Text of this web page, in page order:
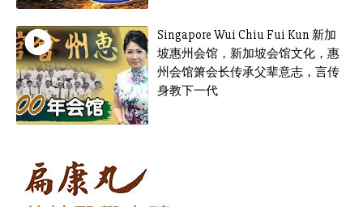
Singapore Wui Chiu Fui Kun 新加
坡惠州会馆，新加坡会馆文化，惠
州会馆箫会长传承父辈意志，言传
身教下一代